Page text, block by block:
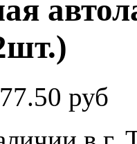
руб